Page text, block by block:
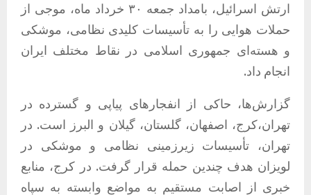
ارتش اسرائیل، بامداد جمعه ۳۰ خرداد ماه، موجی از
حملات هوایی را به تأسیسات کلیدی نظامی، موشکی
و هسته‌ای جمهوری اسلامی در نقاط مختلف ایران
انجام داد.
گزارش‌ها، حاکی از انفجارهای پیاپی و گسترده در
تهران،کرج، اصفهان، گلستان، گیلان و البرز است. در
تهران، تأسیسات زیرزمینی نظامی و موشکی در
لویزان هدف چندین حمله قرار گرفت. در کرج، منابع
خبری از اصابت مستقیم به مواضع وابسته به سپاه